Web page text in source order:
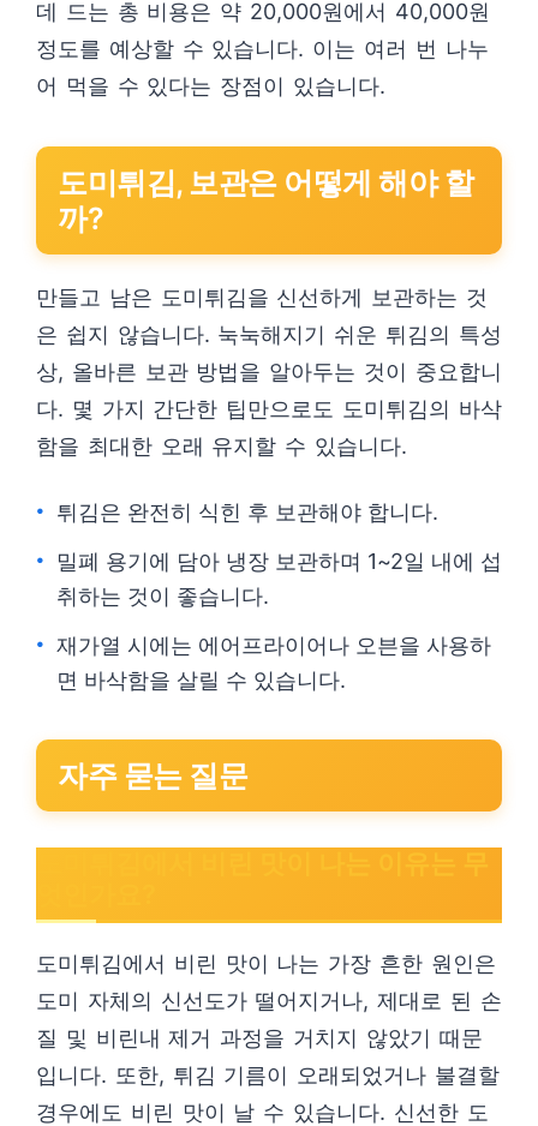
데 드는 총 비용은 약 20,000원에서 40,000원
정도를 예상할 수 있습니다. 이는 여러 번 나누
어 먹을 수 있다는 장점이 있습니다.
도미튀김, 보관은 어떻게 해야 할
까?
만들고 남은 도미튀김을 신선하게 보관하는 것
은 쉽지 않습니다. 눅눅해지기 쉬운 튀김의 특성
상, 올바른 보관 방법을 알아두는 것이 중요합니
다. 몇 가지 간단한 팁만으로도 도미튀김의 바삭
함을 최대한 오래 유지할 수 있습니다.
튀김은 완전히 식힌 후 보관해야 합니다.
밀폐 용기에 담아 냉장 보관하며 1~2일 내에 섭
취하는 것이 좋습니다.
재가열 시에는 에어프라이어나 오븐을 사용하
면 바삭함을 살릴 수 있습니다.
자주 묻는 질문
도미튀김에서 비린 맛이 나는 가장 흔한 원인은
도미 자체의 신선도가 떨어지거나, 제대로 된 손
질 및 비린내 제거 과정을 거치지 않았기 때문
입니다. 또한, 튀김 기름이 오래되었거나 불결할
경우에도 비린 맛이 날 수 있습니다. 신선한 도